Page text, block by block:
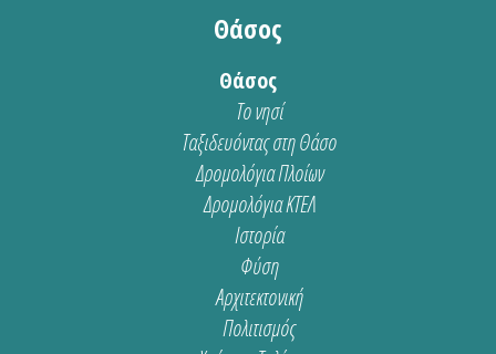
Θάσος
Θάσος
Το νησί
Ταξιδευόντας στη Θάσο
Δρομολόγια Πλοίων
Δρομολόγια ΚΤΕΛ
Ιστορία
Φύση
Αρχιτεκτονική
Πολιτισμός